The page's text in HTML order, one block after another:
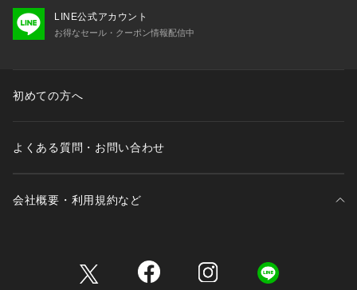
LINE公式アカウント
お得なセール・クーポン情報配信中
初めての方へ
よくある質問・お問い合わせ
会社概要・利用規約など